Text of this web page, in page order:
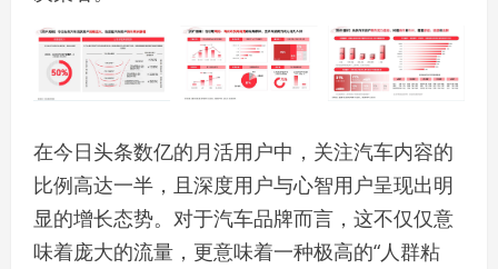
在今日头条数亿的月活用户中，关注汽车内容的
比例高达一半，且深度用户与心智用户呈现出明
显的增长态势。对于汽车品牌而言，这不仅仅意
味着庞大的流量，更意味着一种极高的“人群粘